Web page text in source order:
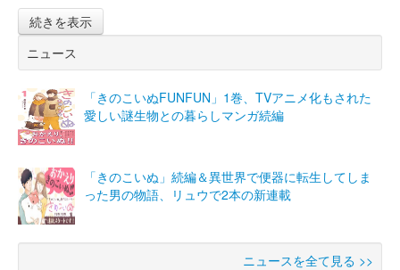
続きを表示
ニュース
「きのこいぬFUNFUN」1巻、TVアニメ化もされた
愛しい謎生物との暮らしマンガ続編
「きのこいぬ」続編＆異世界で便器に転生してしま
った男の物語、リュウで2本の新連載
ニュースを全て見る >>